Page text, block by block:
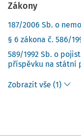
Zákony
187/2006 Sb. o
§ 6 zákona č. 586/
589/1992 Sb. o
příspěvku na státní
Zobrazit vše (1)